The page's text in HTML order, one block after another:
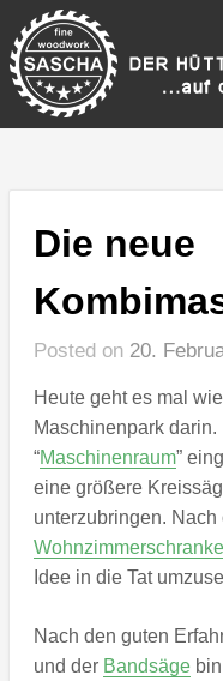
Die neue
Posted on 20.
Heute geht es mal
Maschinenpark
“Maschinenraum”
eine größere
unterzubringen. Nach
Idee in die Tat
Nach den guten
und der Bandsägebin